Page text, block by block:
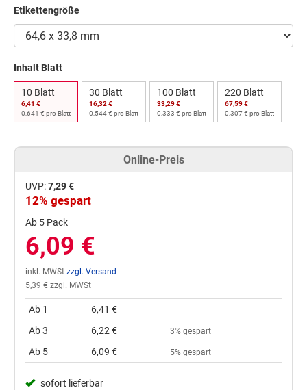
Etikettengröße
Inhalt Blatt
10 Blatt
6,41 €
0,641 € pro Blatt
30 Blatt
16,32 €
0,544 € pro Blatt
100 Blatt
33,29 €
0,333 € pro Blatt
220 Blatt
67,59 €
0,307 € pro Blatt
Online-Preis
UVP:7,29 €
12% gespart
Ab 5 Pack
6,09 €
inkl. MWSt zzgl. Versand
5,39 € zzgl. MWSt
Ab 1
6,41 €
Ab 3
6,22 € 3% gespart
Ab 5 6,09 € 5% gespart
sofort lieferbar